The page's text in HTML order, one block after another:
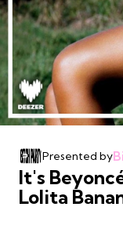
Presented by
It's
Lolita